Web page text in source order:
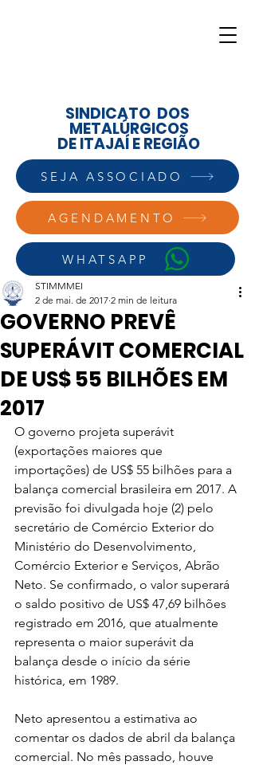
AGENDAMENTO
WHATSAPP
SINDICATO DOS
METALÚRGICOS
DE ITAJAÍ E REGIÃO
SEJA ASSOCIADO
GOVERNO PREVÊ
SUPERÁVIT COMERCIAL
DE US$ 55 BILHÕES EM
2017
STIMMMEI
2 de mai. de 2017 2 min de leitura
O governo projeta superávit
(exportações maiores que
importações) de US$ 55 bilhões para a
balança comercial brasileira em 2017. A
previsão foi divulgada hoje (2) pelo
secretário de Comércio Exterior do
Ministério do Desenvolvimento,
Comércio Exterior e Serviços, Abrão
Neto. Se confirmado, o valor superará
o saldo positivo de US$ 47,69 bilhões
registrado em 2016, que atualmente
representa o maior superávit da
balança desde o início da série
histórica, em 1989.
Neto apresentou a estimativa ao
comentar os dados de abril da balança
comercial. No mês passado, houve